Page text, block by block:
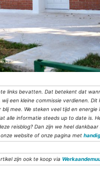
links bevatten. Dat betekent dat
een kleine commissie verdienen. Dit
blij mee. We steken veel tijd en energie
alle informatie steeds up to date is.
reisblog? Dan zijn we heel dankbaar
website of onze pagina met
zijn ook te koop via